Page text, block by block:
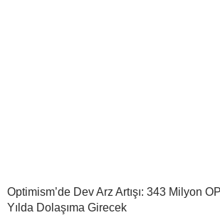
Optimism’de Dev Arz Artışı: 343 Milyon
Yılda Dolaşıma Girecek